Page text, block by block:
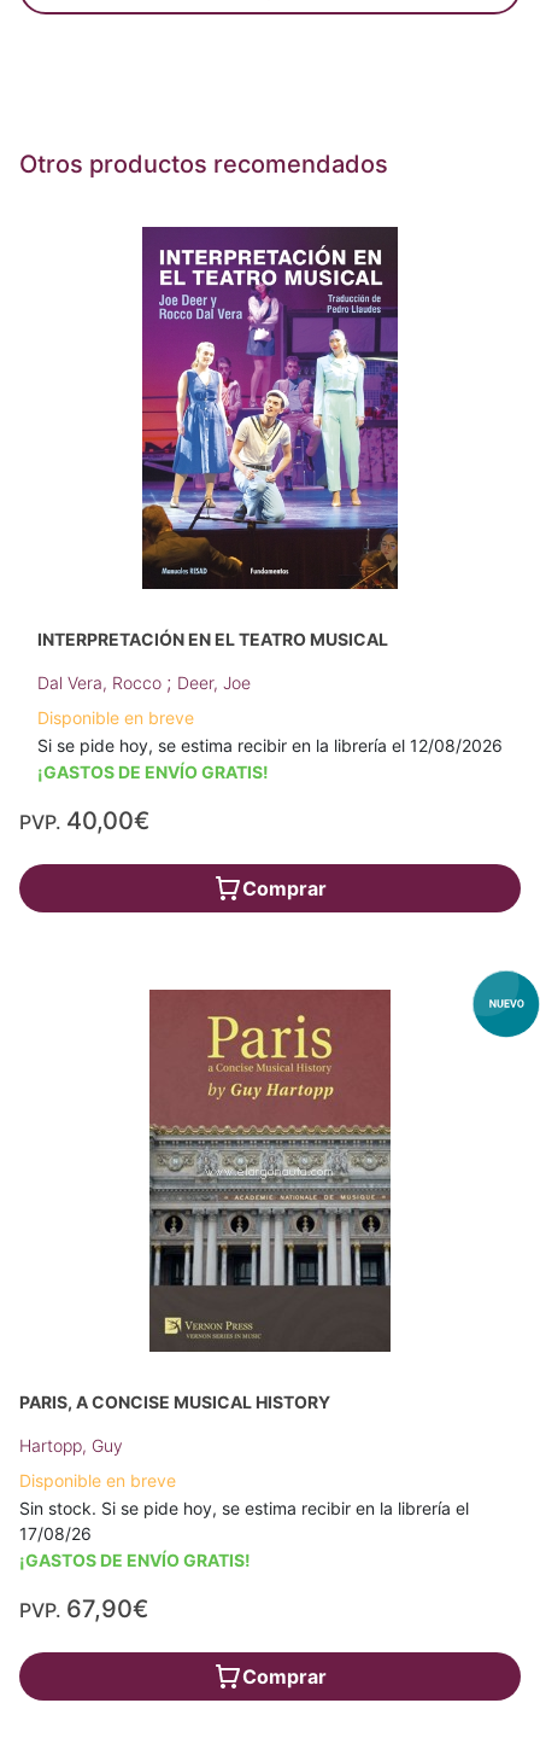
Otros productos recomendados
INTERPRETACIÓN EN EL TEATRO MUSICAL
Dal Vera, Rocco ; Deer, Joe
Disponible en breve
Si se pide hoy, se estima recibir en la librería el 12/08/2026
¡GASTOS DE ENVÍO GRATIS!
PVP. 40,00€
Comprar
PARIS, A CONCISE MUSICAL HISTORY
Hartopp, Guy
Disponible en breve
Sin stock. Si se pide hoy, se estima recibir en la librería el
17/08/26
¡GASTOS DE ENVÍO GRATIS!
PVP. 67,90€
Comprar